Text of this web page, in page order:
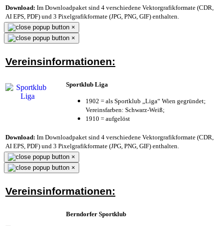
Download: Im Downloadpaket sind 4 verschiedene Vektorgrafikformate (CDR,
AI EPS, PDF) und 3 Pixelgrafikformate (JPG, PNG, GIF) enthalten.
×
×
Vereinsinformationen:
Sportklub Liga
1902 = als Sportklub „Liga“ Wien gegründet;
Vereinsfarben: Schwarz-Weiß;
1910 = aufgelöst
Download: Im Downloadpaket sind 4 verschiedene Vektorgrafikformate (CDR,
AI EPS, PDF) und 3 Pixelgrafikformate (JPG, PNG, GIF) enthalten.
×
×
Vereinsinformationen:
Berndorfer Sportklub